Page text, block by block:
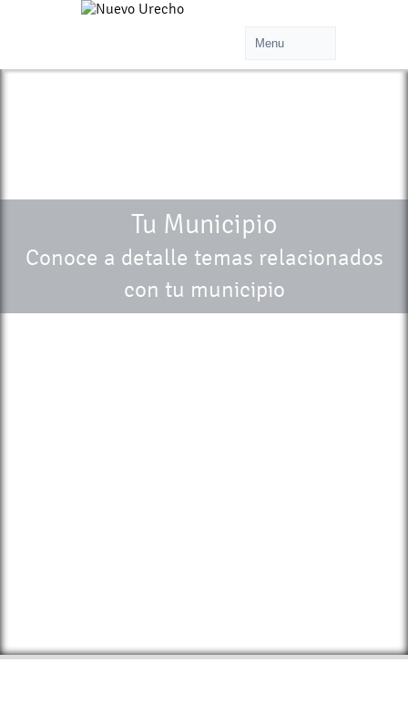
Tu Municipio
Conoce a detalle temas relacionados
con tu municipio